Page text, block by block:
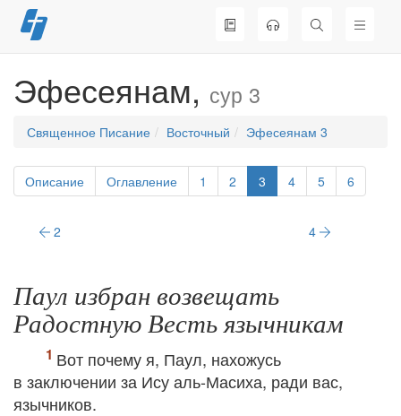
Перейти
к
Эфесеянам, сур 3
Священное Писание Восточный Эфесеянам 3
Описание Оглавление 1 2 3 4 5 6
2 4
Паул избран возвещать
Радостную Весть язычникам
Вот почему я, Паул, нахожусь
в заключении за Ису аль-Масиха, ради вас,
язычников.